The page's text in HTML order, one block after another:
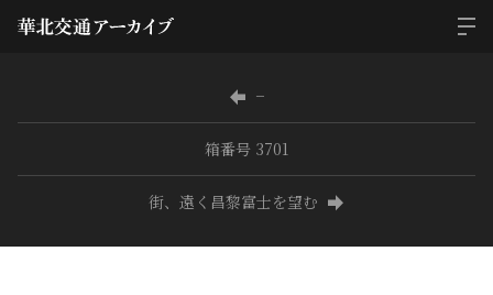
−
箱番号 3701
街、遠く昌黎富士を望む